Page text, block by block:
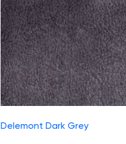
Delemont Dark Grey